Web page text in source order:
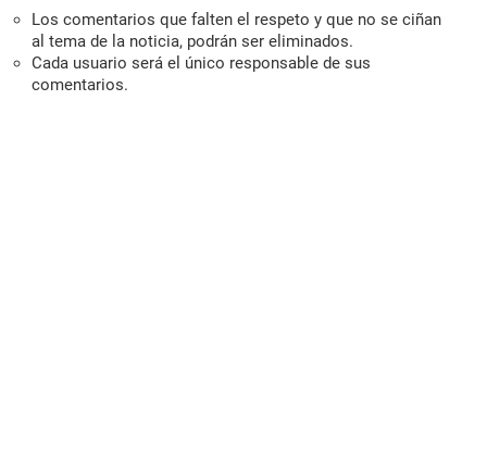
Los comentarios que falten el respeto y que no se ciñan
al tema de la noticia, podrán ser eliminados.
Cada usuario será el único responsable de sus
comentarios.